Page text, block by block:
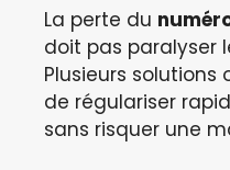
La perte du
doit pas paralyser
Plusieurs
de régulariser
sans risquer une